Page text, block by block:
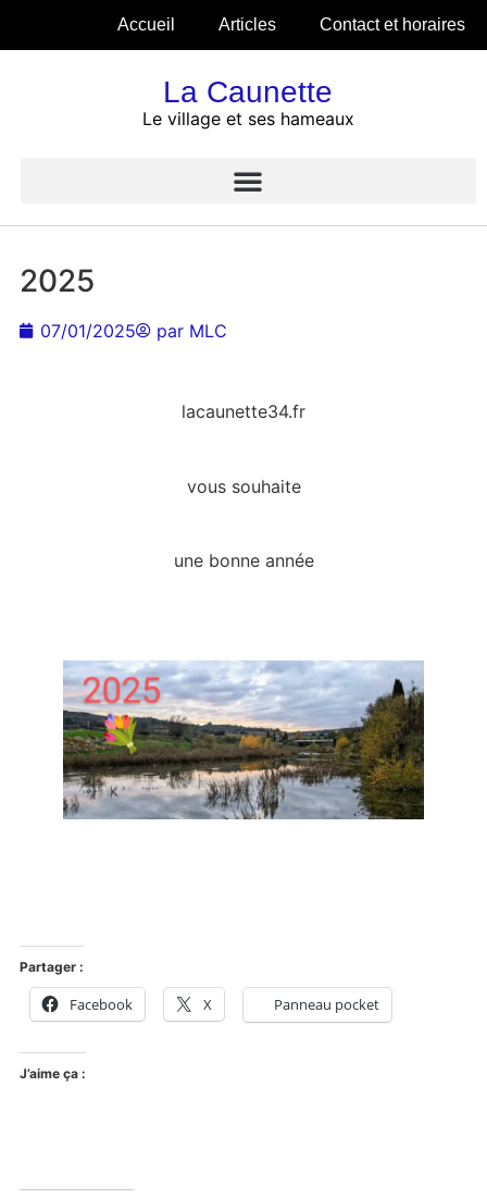
Accueil Articles Contact et horaires
La Caunette
Le village et ses hameaux
2025
07/01/2025 parMLC
lacaunette34.fr
vous souhaite
une bonne année
Partager :
Facebook X Panneau pocket
J’aime ça :